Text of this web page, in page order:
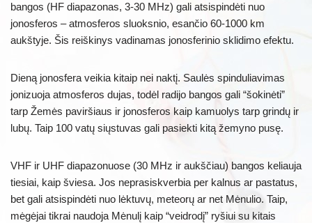
bangos (HF diapazonas, 3-30 MHz) gali atsispindėti nuo
jonosferos – atmosferos sluoksnio, esančio 60-1000 km
aukštyje. Šis reiškinys vadinamas jonosferinio sklidimo efektu.
Dieną jonosfera veikia kitaip nei naktį. Saulės spinduliavimas
jonizuoja atmosferos dujas, todėl radijo bangos gali “šokinėti”
tarp Žemės paviršiaus ir jonosferos kaip kamuolys tarp grindų ir
lubų. Taip 100 vatų siųstuvas gali pasiekti kitą žemyno pusę.
VHF ir UHF diapazonuose (30 MHz ir aukščiau) bangos keliauja
tiesiai, kaip šviesa. Jos neprasiskverbia per kalnus ar pastatus,
bet gali atsispindėti nuo lėktuvų, meteorų ar net Mėnulio. Taip,
mėgėjai tikrai naudoja Mėnulį kaip “veidrodį” ryšiui su kitais